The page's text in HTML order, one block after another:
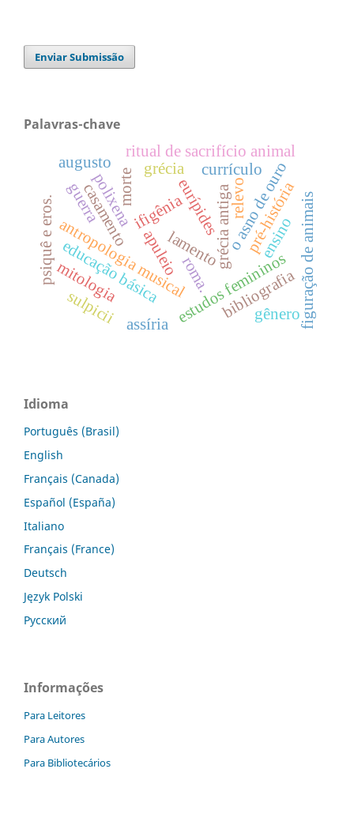
Enviar Submissão
Palavras-chave
grécia antiga
eurípides
ifigênia
polixena
morte
casamento lamento
antropologia musicalestudos femininos
o asno de ouro
apuleio
psiquê e eros. pré-história
educação básica
currículo
ensino
ritual de sacrifício animal
figuração de animais
bibliografia
gênero
grécia
mitologia
augusto
sulpicii assíria
guerra relevo
roma.
Idioma
Português (Brasil)
English
Français (Canada)
Español (España)
Italiano
Français (France)
Deutsch
Język Polski
Русский
Informações
Para Leitores
Para Autores
Para Bibliotecários